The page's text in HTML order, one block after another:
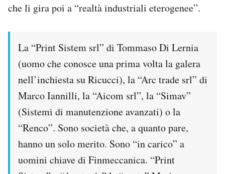
che li gira poi a “realtà industriali eterogenee”.
La “Print Sistem srl” di Tommaso Di Lernia
(uomo che conosce una prima volta la galera
nell’inchiesta su Ricucci), la “Arc trade srl” di
Marco Iannilli, la “Aicom srl”, la “Simav”
(Sistemi di manutenzione avanzati) o la
“Renco”. Sono società che, a quanto pare,
hanno un solo merito. Sono “in carico” a
uomini chiave di Finmeccanica. “Print